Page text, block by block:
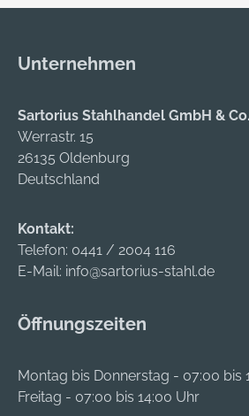
verzinkt
nichtmetallischem
M 8 VE=S (100 Stück)
Unternehmen
Sartorius Stahlhandel GmbH &
Werrastr. 15
26135 Oldenburg
Deutschland
Kontakt:
Telefon: 0441 / 2004 116
E-Mail: info@sartorius-stahl.de
Öffnungszeiten
Montag bis Donnerstag - 07:00 bis
Freitag - 07:00 bis 14:00 Uhr